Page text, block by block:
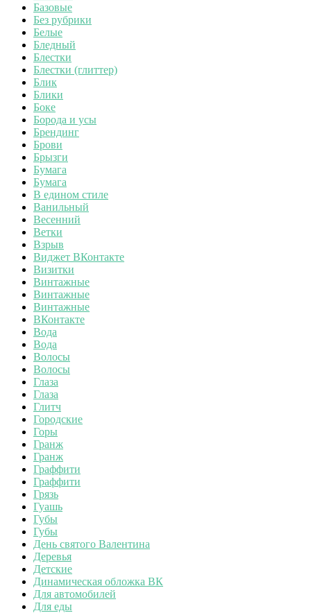
Базовые
Без рубрики
Белые
Бледный
Блестки
Блестки (глиттер)
Блик
Блики
Боке
Борода и усы
Брендинг
Брови
Брызги
Бумага
Бумага
В едином стиле
Ванильный
Весенний
Ветки
Взрыв
Виджет ВКонтакте
Визитки
Винтажные
Винтажные
Винтажные
ВКонтакте
Вода
Вода
Волосы
Волосы
Глаза
Глаза
Глитч
Городские
Горы
Гранж
Гранж
Граффити
Граффити
Грязь
Гуашь
Губы
Губы
День святого Валентина
Деревья
Детские
Динамическая обложка ВК
Для автомобилей
Для еды